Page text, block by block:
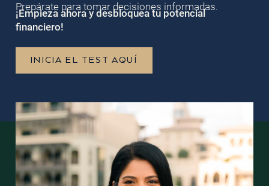
Prepárate para tomar decisiones informadas.
¡Empieza ahora y desbloquea tu potencial
financiero!
INICIA EL TEST AQUÍ